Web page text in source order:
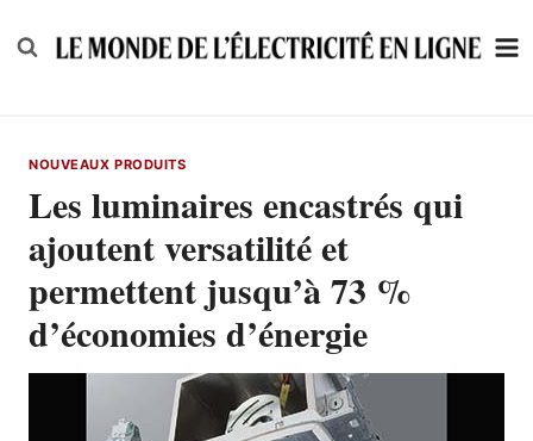
to
NOUVEAUX PRODUITS
Les luminaires encastrés qui
ajoutent versatilité et
permettent jusqu’à 73 %
d’économies d’énergie